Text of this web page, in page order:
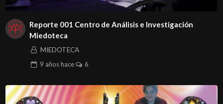
Reporte 001 Centro de Análisis e Investigación
Miedoteca
MIEDOTECA
9 añoshace 6